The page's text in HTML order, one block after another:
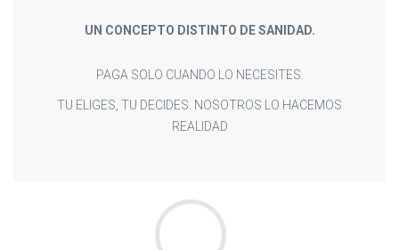
UN CONCEPTO DISTINTO DE SANIDAD.
PAGA SOLO CUANDO LO NECESITES.
TU ELIGES, TU DECIDES. NOSOTROS LO HACEMOS
REALIDAD